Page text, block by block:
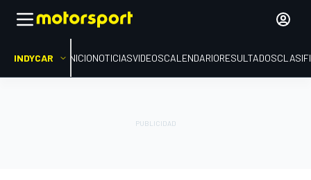
INDYCAR INICIONOTICIASVIDEOSCALENDARIORESULTADOS